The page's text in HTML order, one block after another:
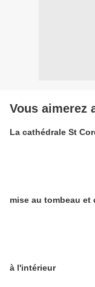
Vous aimerez
La cathédrale St
mise au tombeau et
à l'intérieur